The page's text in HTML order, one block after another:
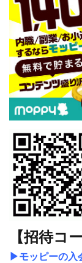
【招待コ
▶モッピーの入